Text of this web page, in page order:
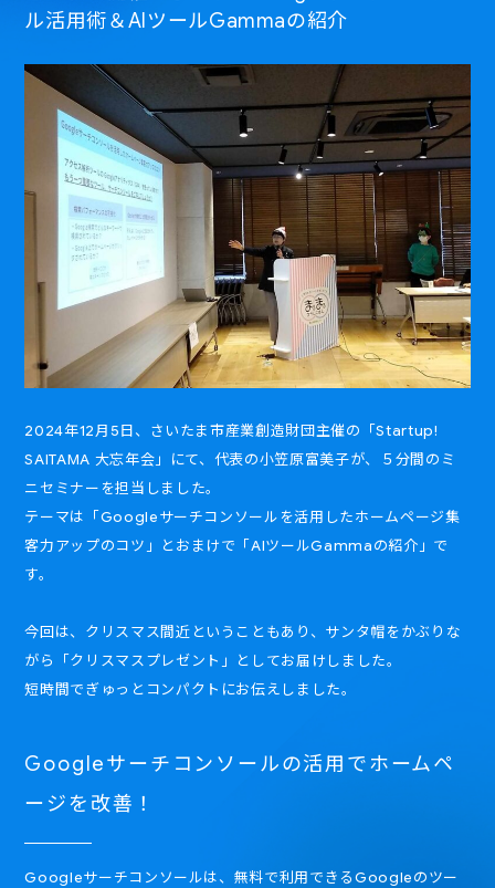
ル活用術＆AIツールGammaの紹介
2024年12月5日、さいたま市産業創造財団主催の「Startup!
SAITAMA 大忘年会」にて、代表の小笠原富美子が、５分間のミ
ニセミナーを担当しました。
テーマは「Googleサーチコンソールを活用したホームページ集
客力アップのコツ」とおまけで「AIツールGammaの紹介」で
す。
今回は、クリスマス間近ということもあり、サンタ帽をかぶりな
がら「クリスマスプレゼント」としてお届けしました。
短時間でぎゅっとコンパクトにお伝えしました。
Googleサーチコンソールの活用でホームペ
ージを改善！
Googleサーチコンソールは、無料で利用できるGoogleのツー